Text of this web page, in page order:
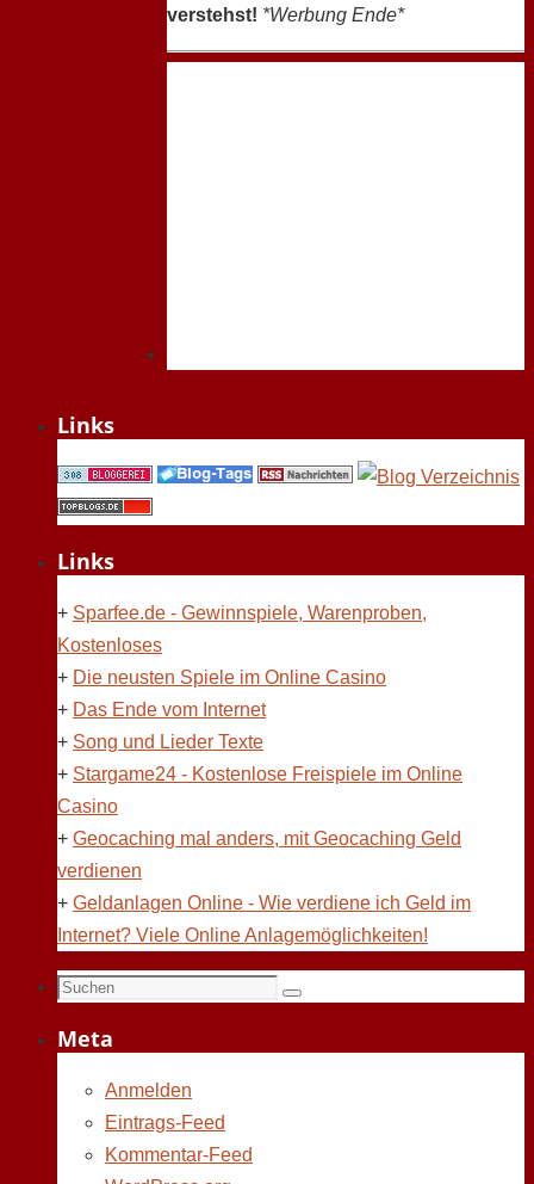
verstehst! *Werbung Ende*
Links
Links
+ Sparfee.de - Gewinnspiele, Warenproben,
Kostenloses
+ Die neusten Spiele im Online Casino
+ Das Ende vom Internet
+ Song und Lieder Texte
+ Stargame24 - Kostenlose Freispiele im Online
Casino
+ Geocaching mal anders, mit Geocaching Geld
verdienen
+ Geldanlagen Online - Wie verdiene ich Geld im
Internet? Viele Online Anlagemöglichkeiten!
Suchen
Suchen
Meta
Anmelden
Eintrags-Feed
Kommentar-Feed